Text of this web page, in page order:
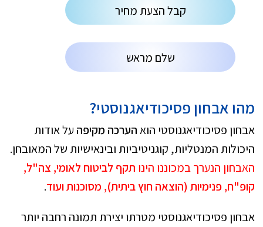
קבל הצעת מחיר
שלם מראש
מהו אבחון פסיכודיאגנוסטי?
אבחון פסיכודיאגנוסטי הואהערכה מקיפה על אודות
היכולות המנטליות, קוגניטיביות ובינאישיות של המאובחן.
האבחון הנערך במכוננו הינו תקף לביטוח לאומי, צה"ל,
קופ"ח, פנימיות (הוצאה חוץ ביתית), מסוכנות ועוד.
אבחון פסיכודיאגנוסטי מטרתו יצירת תמונה רחבה יותר